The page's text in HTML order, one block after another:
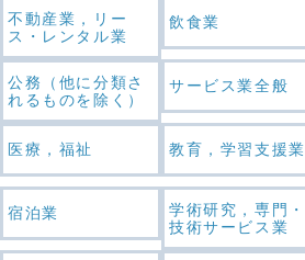
不動産業，リー
ス・レンタル業
飲食業
公務（他に分類さ
れるものを除く）
サービス業全般
医療，福祉 教育，学習支援業
宿泊業
学術研究，専門・
技術サービス業